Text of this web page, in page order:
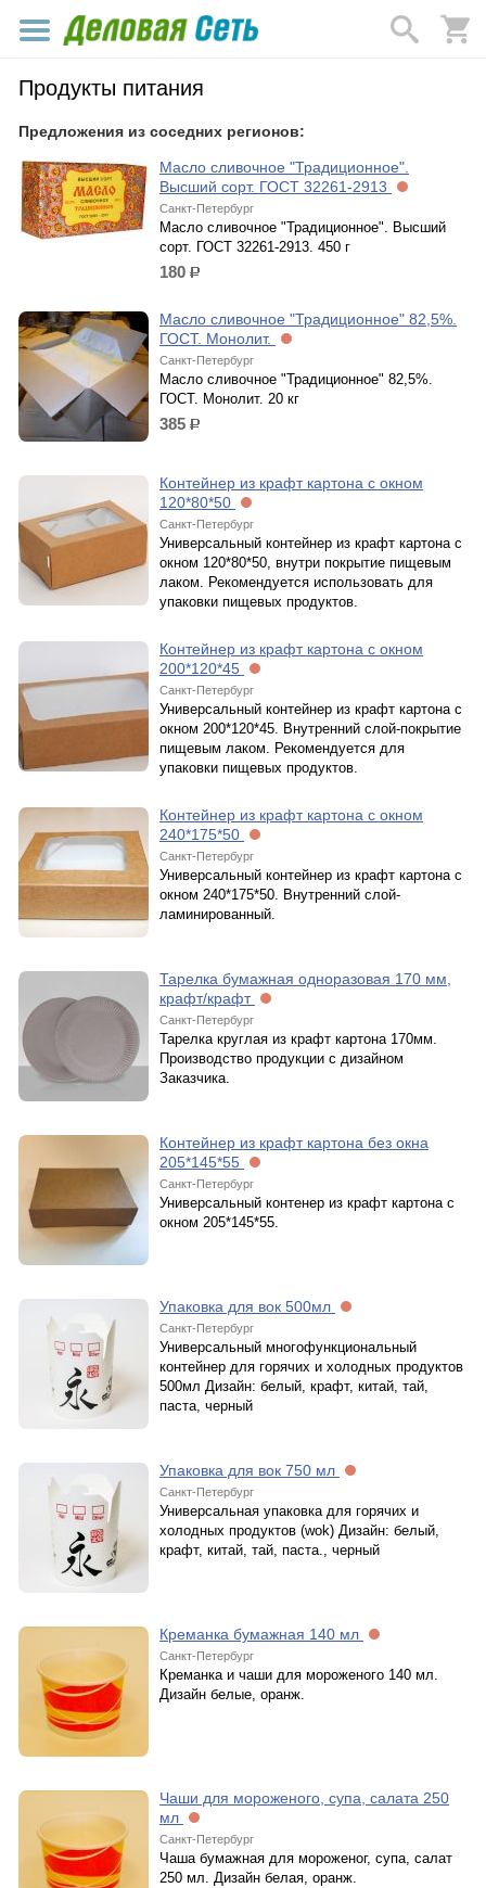
Продукты питания
Предложения из соседних регионов:
Масло сливочное "Традиционное".
Высший сорт. ГОСТ 32261-2913
Санкт-Петербург
Масло сливочное "Традиционное". Высший
сорт. ГОСТ 32261-2913. 450 г
180 р.
Масло сливочное "Традиционное" 82,5%.
ГОСТ. Монолит.
Санкт-Петербург
Масло сливочное "Традиционное" 82,5%.
ГОСТ. Монолит. 20 кг
385 р.
Контейнер из крафт картона с окном
120*80*50
Санкт-Петербург
Универсальный контейнер из крафт картона с
окном 120*80*50, внутри покрытие пищевым
лаком. Рекомендуется использовать для
упаковки пищевых продуктов.
Контейнер из крафт картона с окном
200*120*45
Санкт-Петербург
Универсальный контейнер из крафт картона с
окном 200*120*45. Внутренний слой-покрытие
пищевым лаком. Рекомендуется для
упаковки пищевых продуктов.
Контейнер из крафт картона с окном
240*175*50
Санкт-Петербург
Универсальный контейнер из крафт картона с
окном 240*175*50. Внутренний слой-
ламинированный.
Тарелка бумажная одноразовая 170 мм,
крафт/крафт
Санкт-Петербург
Тарелка круглая из крафт картона 170мм.
Производство продукции с дизайном
Заказчика.
Контейнер из крафт картона без окна
205*145*55
Санкт-Петербург
Универсальный контенер из крафт картона с
окном 205*145*55.
Упаковка для вок 500мл
Санкт-Петербург
Универсальный многофункциональный
контейнер для горячих и холодных продуктов
500мл Дизайн: белый, крафт, китай, тай,
паста, черный
Упаковка для вок 750 мл
Санкт-Петербург
Универсальная упаковка для горячих и
холодных продуктов (wok) Дизайн: белый,
крафт, китай, тай, паста., черный
Креманка бумажная 140 мл
Санкт-Петербург
Креманка и чаши для мороженого 140 мл.
Дизайн белые, оранж.
Чаши для мороженого, супа, салата 250
мл
Санкт-Петербург
Чаша бумажная для мороженог, супа, салат
250 мл. Дизайн белая, оранж.